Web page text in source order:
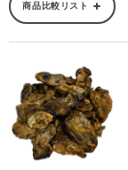
商品比較リスト